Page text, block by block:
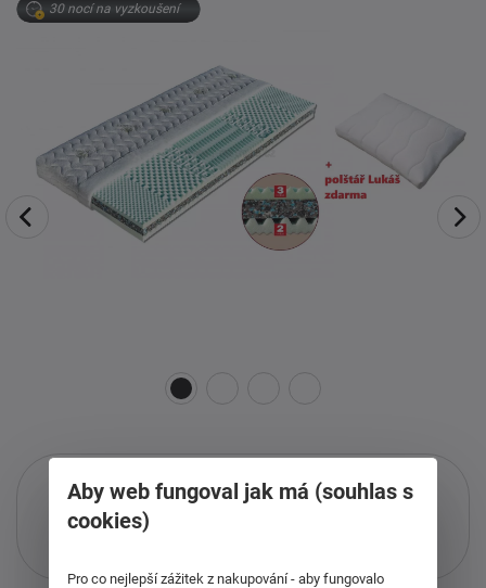
30 nocí na vyzkoušení
Více informací
o službě.
Aby web fungoval jak má (souhlas s
cookies)
Pro co nejlepší zážitek z nakupování - aby fungovalo